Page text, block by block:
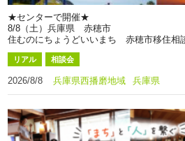
★センターで開催★
8/8（土）兵庫県 赤穂市
住むのにちょうどいいまち 赤穂市移住相
リアル 相談会
2026/8/8 兵庫県西播磨地域 兵庫県